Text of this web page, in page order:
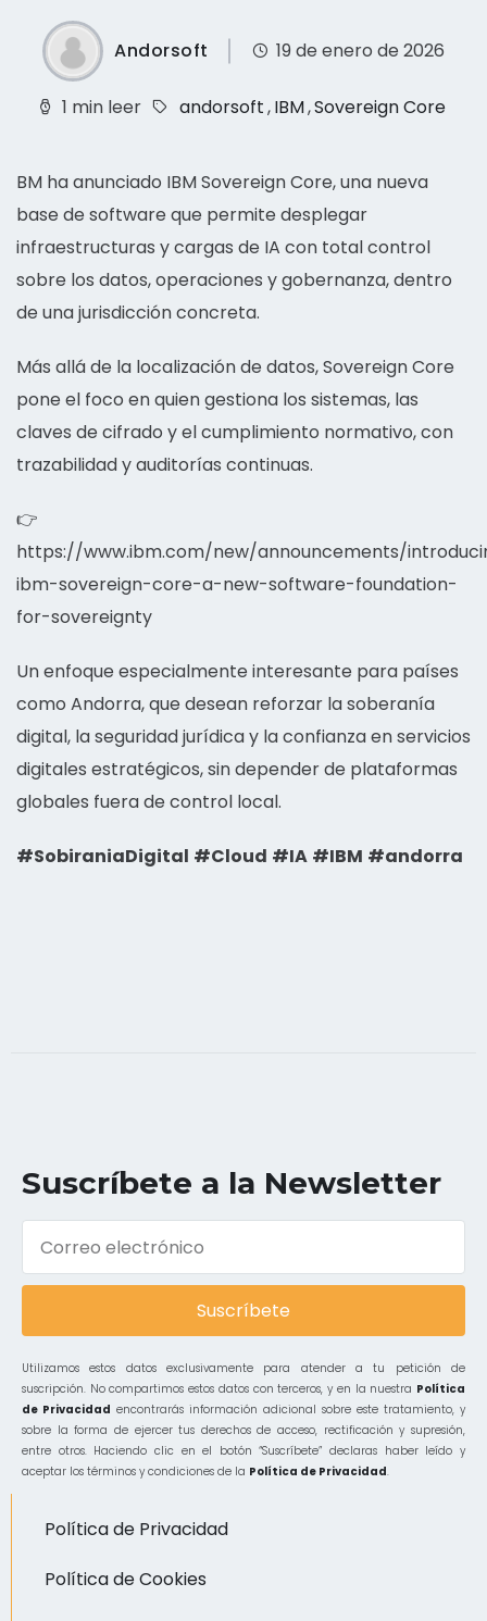
Andorsoft 19 de enero de 2026
1 min leer andorsoft,IBM,Sovereign Core
BM ha anunciado IBM Sovereign Core, una nueva
base de software que permite desplegar
infraestructuras y cargas de IA con total control
sobre los datos, operaciones y gobernanza, dentro
de una jurisdicción concreta.
Más allá de la localización de datos, Sovereign Core
pone el foco en quien gestiona los sistemas, las
claves de cifrado y el cumplimiento normativo, con
trazabilidad y auditorías continuas.
👉
https://www.ibm.com/new/announcements/
ibm-sovereign-core-a-new-software-foundation-
for-sovereignty
Un enfoque especialmente interesante para países
como Andorra, que desean reforzar la soberanía
digital, la seguridad jurídica y la confianza en servicios
digitales estratégicos, sin depender de plataformas
globales fuera de control local.
#SobiraniaDigital #Cloud #IA #IBM #andorra
Suscríbete a la Newsletter
Suscríbete
Utilizamos estos datos exclusivamente para atender a tu petición de
suscripción. No compartimos estos datos con terceros, y en la nuestra Política
de Privacidad encontrarás información adicional sobre este tratamiento, y
sobre la forma de ejercer tus derechos de acceso, rectificación y supresión,
entre otros. Haciendo clic en el botón “Suscríbete” declaras haber leído y
aceptar los términos y condiciones de la Política de Privacidad.
Política de Privacidad
Política de Cookies